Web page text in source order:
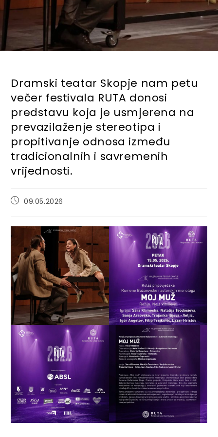
Dramski teatar Skopje nam petu
večer festivala RUTA donosi
predstavu koja je usmjerena na
prevazilaženje stereotipa i
propitivanje odnosa između
tradicionalnih i savremenih
vrijednosti.
Post09.05.2026